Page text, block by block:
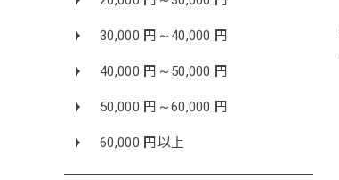
30,000 円～40,000 円
40,000 円～50,000 円
50,000 円～60,000 円
60,000 円以上